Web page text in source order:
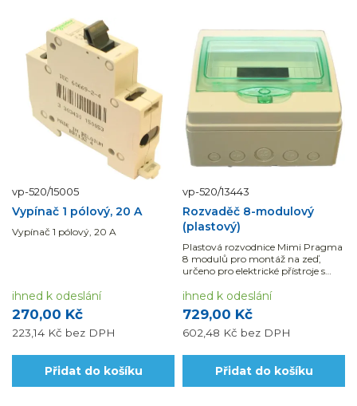
vp-520/15005
Vypínač 1 pólový, 20 A
Vypínač 1 pólový, 20 A
270,00 Kč
223,14 Kč bez DPH
ihned k odeslání
Přidat do košíku
vp-520/13443
Rozvaděč 8-modulový
(plastový)
Plastová rozvodnice Mimi Pragma
8 modulů pro montáž na zeď,
určeno pro elektrické přístroje s
729,00 Kč
602,48 Kč bez DPH
ihned k odeslání
Přidat do košíku